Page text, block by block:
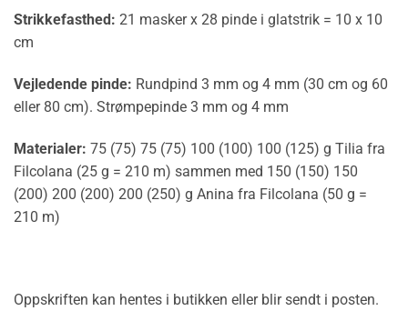
Strikkefasthed: 21 masker x 28 pinde i glatstrik = 10 x 10
cm
Vejledende pinde: Rundpind 3 mm og 4 mm (30 cm og 60
eller 80 cm). Strømpepinde 3 mm og 4 mm
Materialer: 75 (75) 75 (75) 100 (100) 100 (125) g Tilia fra
Filcolana (25 g = 210 m) sammen med 150 (150) 150
(200) 200 (200) 200 (250) g Anina fra Filcolana (50 g =
210 m)
Oppskriften kan hentes i butikken eller blir sendt i posten.